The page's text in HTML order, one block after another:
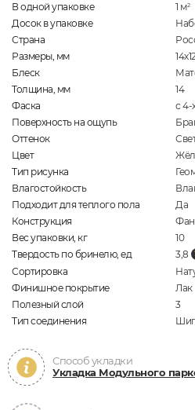
В одной упаковке
1 м2
Досок в упаковке
Страна
Размеры, мм
Блеск
Толщина, мм
14
Фаска
с 4-
Поверхность на ощупь
Оттенок
Цвет
Тип рисунка
Влагостойкость
Подходит для теплого пола
Да
Конструкция
Вес упаковки, кг
10
Твердость по бринелю, ед
3,8
Сортировка
Финишное покрытие
Лак
Полезный слой
3
Тип соединения
Способ укладки
Укладка Модульного